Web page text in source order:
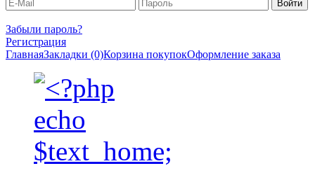
Забыли пароль?
Регистрация
ГлавнаяЗакладки (0)Корзина покупокОформление заказа